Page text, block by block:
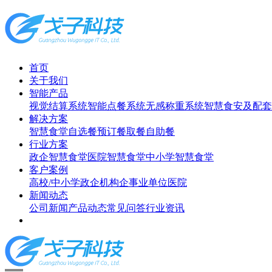
首页
关于我们
智能产品
视觉结算系统智能点餐系统无感称重系统智慧食安及配
解决方案
智慧食堂自选餐预订餐取餐自助餐
行业方案
政企智慧食堂医院智慧食堂中小学智慧食堂
客户案例
高校/中小学政企机构企事业单位医院
新闻动态
公司新闻产品动态常见问答行业资讯